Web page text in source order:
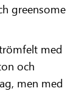
greensome
med
och
men med